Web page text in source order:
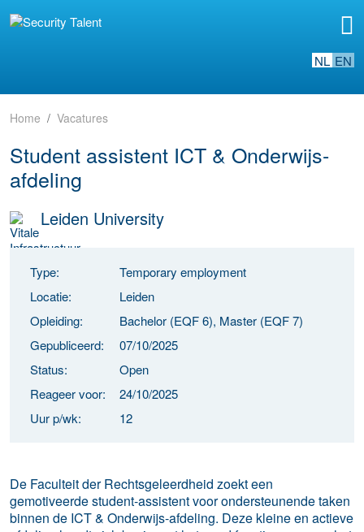
NL EN
Home Vacatures
Student assistent ICT & Onderwijs-
afdeling
Leiden University
Type:
Temporary employment
Locatie:
Leiden
Opleiding:
Bachelor (EQF 6), Master (EQF 7)
Gepubliceerd:
07/10/2025
Status:
Open
Reageer voor:
24/10/2025
Uur p/wk:
12
De Faculteit der Rechtsgeleerdheid zoekt een
gemotiveerde student-assistent voor ondersteunende taken
binnen de ICT & Onderwijs-afdeling. Deze kleine en actieve